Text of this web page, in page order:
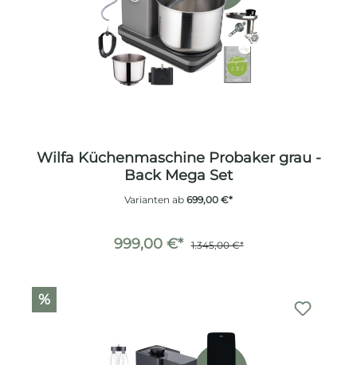
Wilfa Küchenmaschine Probaker grau -
Back Mega Set
Varianten ab 699,00 €*
999,00 €* 1.345,00 €*
%